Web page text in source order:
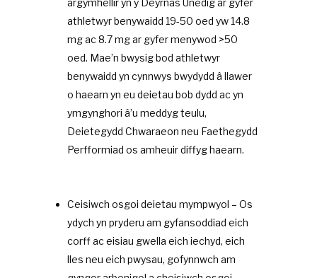
athletwyr benywaidd 19-50 oed yw 14.8
mg ac 8.7 mg ar gyfer menywod >50
oed. Mae’n bwysig bod athletwyr
benywaidd yn cynnwys bwydydd â llawer
o haearn yn eu deietau bob dydd ac yn
ymgynghori â’u meddyg teulu,
Deietegydd Chwaraeon neu Faethegydd
Perfformiad os amheuir diffyg haearn.
Ceisiwch osgoi deietau mympwyol – Os
ydych yn pryderu am gyfansoddiad eich
corff ac eisiau gwella eich iechyd, eich
lles neu eich pwysau, gofynnwch am